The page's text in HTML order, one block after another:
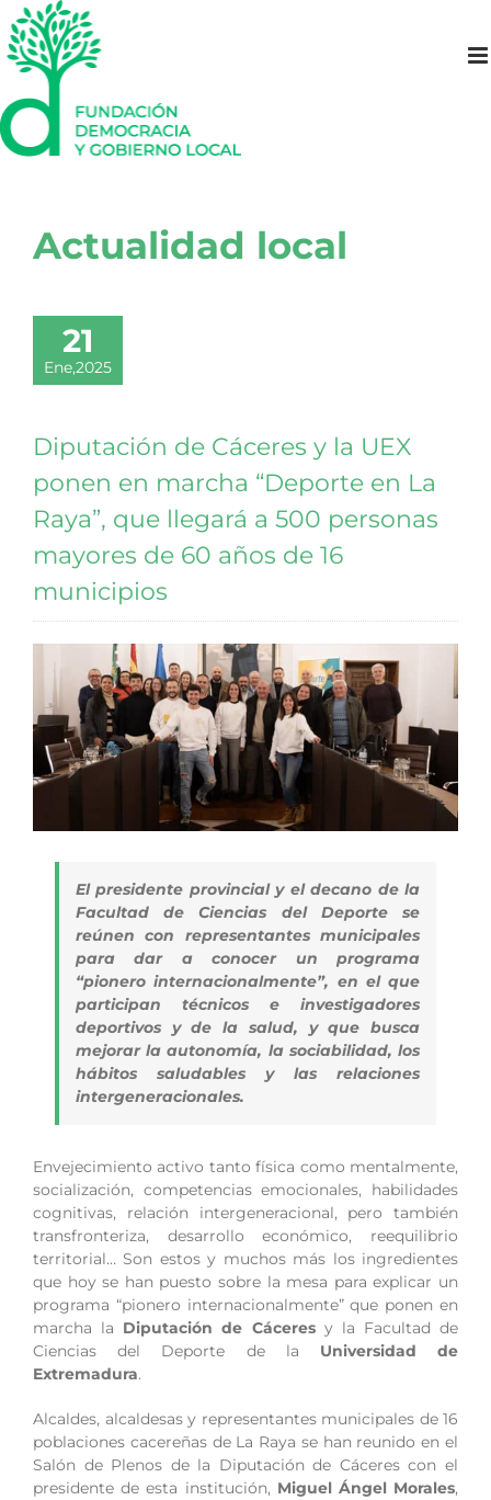
Saltar
al
contenido
Actualidad local
21
Ene,2025
Diputación de Cáceres y la UEX
ponen en marcha “Deporte en La
Raya”, que llegará a 500 personas
mayores de 60 años de 16
municipios
El presidente provincial y el decano de la
Facultad de Ciencias del Deporte se
reúnen con representantes municipales
para dar a conocer un programa
“pionero internacionalmente”, en el que
participan técnicos e investigadores
deportivos y de la salud, y que busca
mejorar la autonomía, la sociabilidad, los
hábitos saludables y las relaciones
intergeneracionales.
Envejecimiento activo tanto física como mentalmente,
socialización, competencias emocionales, habilidades
cognitivas, relación intergeneracional, pero también
transfronteriza, desarrollo económico, reequilibrio
territorial… Son estos y muchos más los ingredientes
que hoy se han puesto sobre la mesa para explicar un
programa “pionero internacionalmente” que ponen en
marcha la Diputación de Cáceresy la Facultad de
Ciencias del Deporte de la Universidad de
Extremadura.
Alcaldes, alcaldesas y representantes municipales de 16
poblaciones cacereñas de La Raya se han reunido en el
Salón de Plenos de la Diputación de Cáceres con el
presidente de esta institución, Miguel Ángel Morales,